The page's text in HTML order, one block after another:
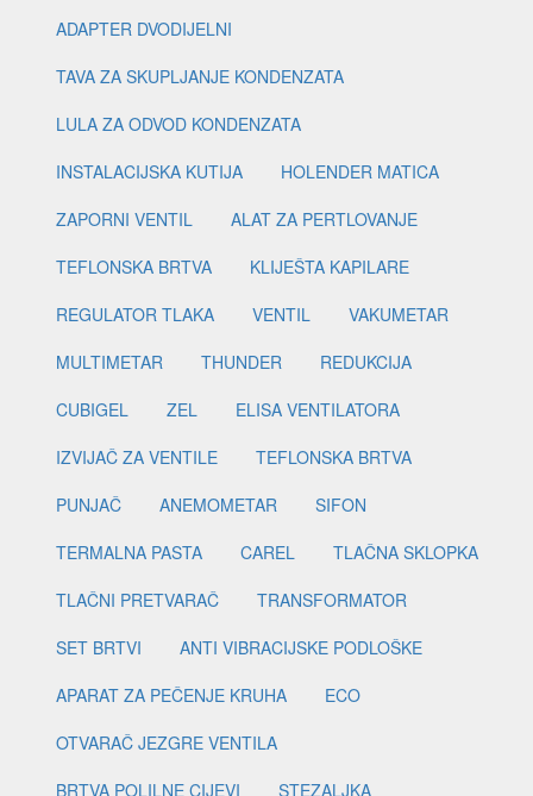
ADAPTER DVODIJELNI
TAVA ZA SKUPLJANJE KONDENZATA
LULA ZA ODVOD KONDENZATA
INSTALACIJSKA KUTIJA
HOLENDER MATICA
ZAPORNI VENTIL
ALAT ZA PERTLOVANJE
TEFLONSKA BRTVA
KLIJEŠTA KAPILARE
REGULATOR TLAKA
VENTIL
VAKUMETAR
MULTIMETAR
THUNDER
REDUKCIJA
CUBIGEL
ZEL
ELISA VENTILATORA
IZVIJAČ ZA VENTILE
TEFLONSKA BRTVA
PUNJAČ
ANEMOMETAR
SIFON
TERMALNA PASTA
CAREL
TLAČNA SKLOPKA
TLAČNI PRETVARAČ
TRANSFORMATOR
SET BRTVI
ANTI VIBRACIJSKE PODLOŠKE
APARAT ZA PEČENJE KRUHA
ECO
OTVARAČ JEZGRE VENTILA
BRTVA POLILNE CIJEVI
STEZALJKA